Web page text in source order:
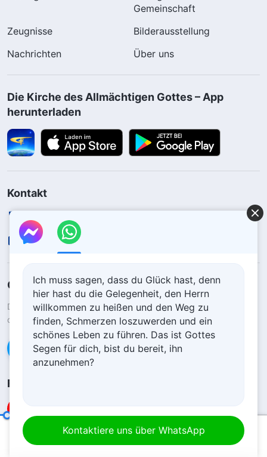
Gemeinschaft
Zeugnisse
Bilderausstellung
Nachrichten
Über uns
Die Kirche des Allmächtigen Gottes – App
herunterladen
Kontakt
contact.de@godfootsteps.org
Gottes Königreich ist herabgekommen
Das Königreich ist auf die Erde herabgekommen! Möchtest du
das Königreich Gottes betreten?
Kontaktiere uns über WhatsApp
Folge uns
Ich muss sagen, dass du Glück hast, denn
hier hast du die Gelegenheit, den Herrn
willkommen zu heißen und den Weg zu
finden, Schmerzen loszuwerden und ein
schönes Leben zu führen. Das ist Gottes
Segen für dich, bist du bereit, ihn
anzunehmen?
Kontaktiere uns über WhatsApp